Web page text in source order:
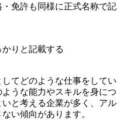
免許も同様に正式名称で記
りと記載する
てどのような仕事をしてい
うな能力やスキルを身につ
と考える企業が多く、アル
い傾向があります。